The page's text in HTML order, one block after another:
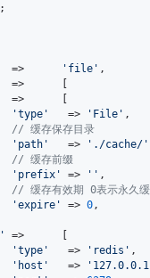
;
' file ' ,
'type '
   =>
' File ' ,
// 缓存保存目录
' path '
   =>
' ./cache/ '
// 缓存前缀
' prefix ' => '' ,
// 缓存有效期 0表示永久
'expire ' => 0 ,
'
'type '
   =>
' redis ' ,
' host '
   =>
' 127.0.0.1